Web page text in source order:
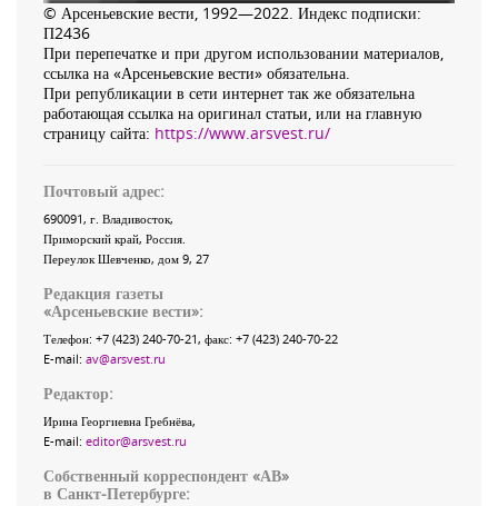
© Арсеньевские вести, 1992—2022. Индекс подписки:
П2436
При перепечатке и при другом использовании материалов,
ссылка на «Арсеньевские вести» обязательна.
При републикации в сети интернет так же обязательна
работающая ссылка на оригинал статьи, или на главную
страницу сайта: https://www.arsvest.ru/
Почтовый адрес:
690091, г. Владивосток,
Приморский край, Россия
Переулок Шевченко, дом 9, 27
Редакция газеты
«Арсеньевские вести»:
Телефон: +7 (423) 240-70-21, факс: +7 (423) 240-70-22
E-mail: av@arsvest.ru
Редактор:
Ирина Георгиевна Гребнёва,
E-mail: editor@arsvest.ru
Собственный корреспондент «АВ»
в Санкт-Петербурге: